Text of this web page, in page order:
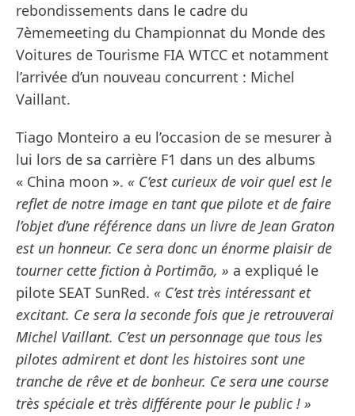
rebondissements dans le cadre du
7èmemeeting du Championnat du Monde des
Voitures de Tourisme FIA WTCC et notamment
l’arrivée d’un nouveau concurrent : Michel
Vaillant.
Tiago Monteiro a eu l’occasion de se mesurer à
lui lors de sa carrière F1 dans un des albums
« China moon ». « C’est curieux de voir quel est le
reflet de notre image en tant que pilote et de faire
l’objet d’une référence dans un livre de Jean Graton
est un honneur. Ce sera donc un énorme plaisir de
tourner cette fiction à Portimão, » a expliqué le
pilote SEAT SunRed. « C’est très intéressant et
excitant. Ce sera la seconde fois que je retrouverai
Michel Vaillant. C’est un personnage que tous les
pilotes admirent et dont les histoires sont une
tranche de rêve et de bonheur. Ce sera une course
très spéciale et très différente pour le public ! »